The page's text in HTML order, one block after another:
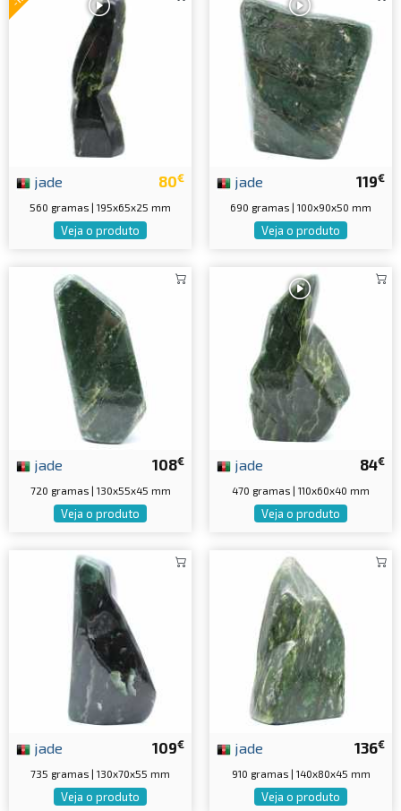
80€
jade
560 gramas | 195x65x25 mm
Veja o produto
119€
jade
690 gramas | 100x90x50 mm
Veja o produto
108€
jade
720 gramas | 130x55x45 mm
Veja o produto
84€
jade
470 gramas | 110x60x40 mm
Veja o produto
109€
jade
735 gramas | 130x70x55 mm
Veja o produto
136€
jade
910 gramas | 140x80x45 mm
Veja o produto